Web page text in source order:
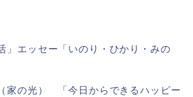
」エッセー「いのり・ひかり・みの
家の光） 「今日からできるハッピー